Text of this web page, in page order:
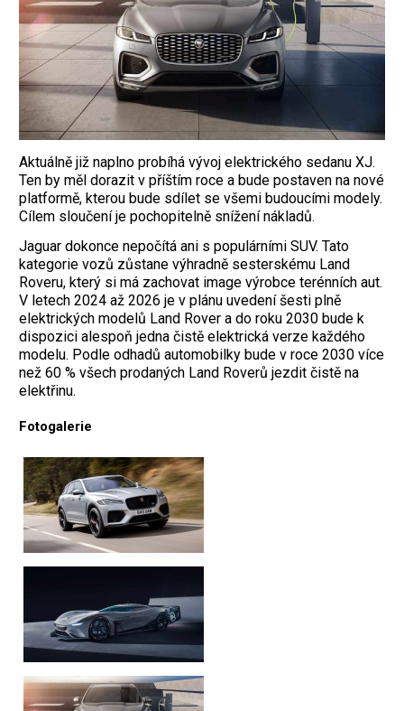
Aktuálně již naplno probíhá vývoj elektrického sedanu XJ.
Ten by měl dorazit v příštím roce a bude postaven na nové
platformě, kterou bude sdílet se všemi budoucími modely.
Cílem sloučení je pochopitelně snížení nákladů.
Jaguar dokonce nepočítá ani s populárními SUV. Tato
kategorie vozů zůstane výhradně sesterskému Land
Roveru, který si má zachovat image výrobce terénních aut.
V letech 2024 až 2026 je v plánu uvedení šesti plně
elektrických modelů Land Rover a do roku 2030 bude k
dispozici alespoň jedna čistě elektrická verze každého
modelu. Podle odhadů automobilky bude v roce 2030 více
než 60 % všech prodaných Land Roverů jezdit čistě na
elektřinu.
Fotogalerie